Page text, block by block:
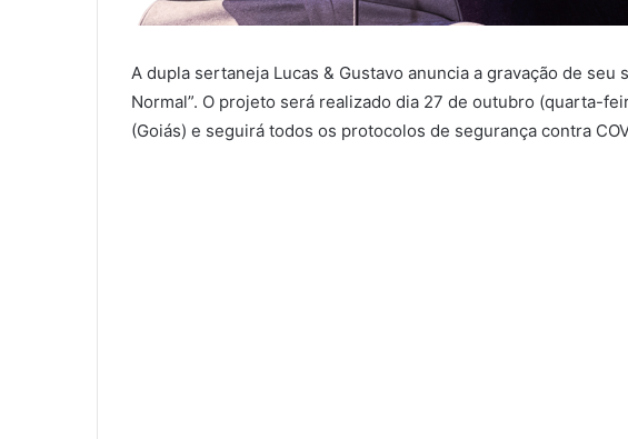
A dupla sertaneja Lucas & Gustavo anuncia a gravação de seu
Normal”. O projeto será realizado dia 27 de outubro (quarta-
(Goiás) e seguirá todos os protocolos de segurança contra